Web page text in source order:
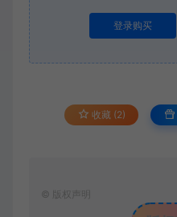
登录购买
收藏 (2)
© 版权声明